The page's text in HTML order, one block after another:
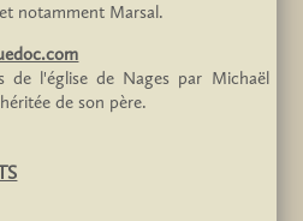
notamment Marsal.
de l'église de Nages par Michaël
de son père.